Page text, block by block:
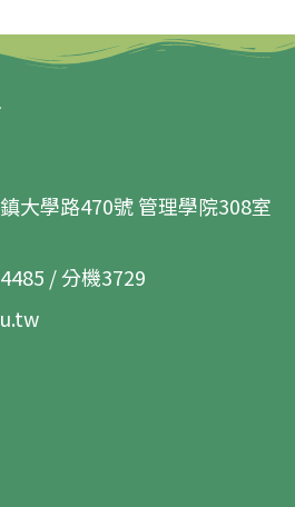
大學路470號 管理學院308室
/ 分機3729